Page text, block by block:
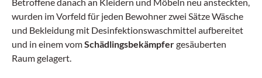
wurden im Vorfeld für jeden Bewohner zwei Sätze Wäsche
und Bekleidung mit Desinfektionswaschmittel aufbereitet
und in einem vomSchädlingsbekämpfergesäuberten
Raum gelagert.